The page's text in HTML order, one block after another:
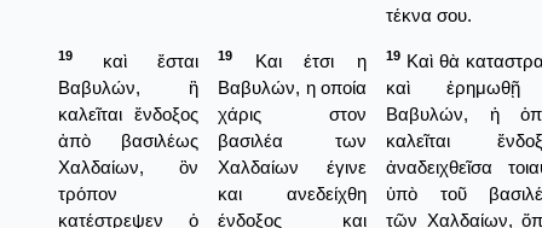
τέκνα σου.
19
καὶ ἔσται
Βαβυλών, ἣ
καλεῖται ἔνδοξος
ἀπὸ βασιλέως
Χαλδαίων, ὃν
τρόπον
κατέστρεψεν ὁ
19
Και έτσι η
Βαβυλών, η οποία
χάρις στον
βασιλέα των
Χαλδαίων έγινε
και ανεδείχθη
ένδοξος και
19 Καὶ θὰ
καὶ
Βαβυλών, ἡ
καλεῖται
ἀναδειχθεῖσα
ὑπὸ τοῦ
τῶν Χαλδαίων,